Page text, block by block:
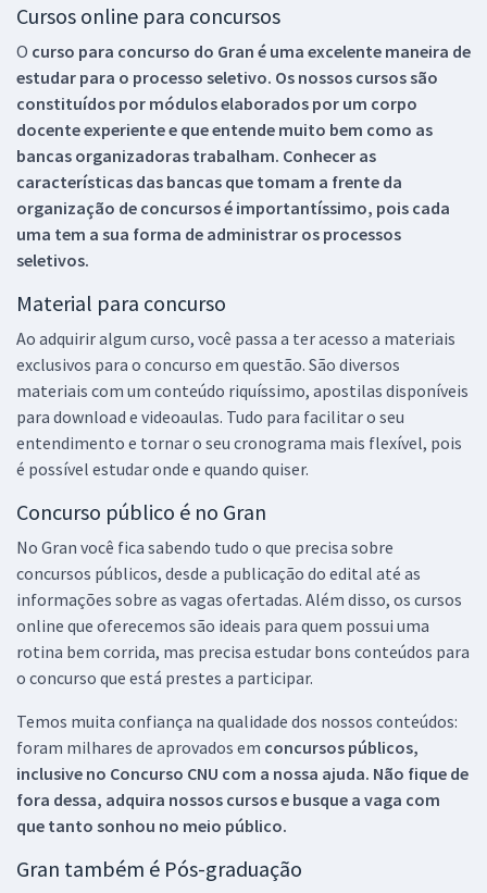
Cursos online para concursos
O curso para concurso do Gran é uma excelente maneira de
estudar para o processo seletivo. Os nossos cursos são
constituídos por módulos elaborados por um corpo
docente experiente e que entende muito bem como as
bancas organizadoras trabalham. Conhecer as
características das bancas que tomam a frente da
organização de concursos é importantíssimo, pois cada
uma tem a sua forma de administrar os processos
seletivos.
Material para concurso
Ao adquirir algum curso, você passa a ter acesso a materiais
exclusivos para o concurso em questão. São diversos
materiais com um conteúdo riquíssimo, apostilas disponíveis
para download e videoaulas. Tudo para facilitar o seu
entendimento e tornar o seu cronograma mais flexível, pois
é possível estudar onde e quando quiser.
Concurso público é no Gran
No Gran você fica sabendo tudo o que precisa sobre
concursos públicos, desde a publicação do edital até as
informações sobre as vagas ofertadas. Além disso, os cursos
online que oferecemos são ideais para quem possui uma
rotina bem corrida, mas precisa estudar bons conteúdos para
o concurso que está prestes a participar.
Temos muita confiança na qualidade dos nossos conteúdos:
foram milhares de aprovados em concursos públicos,
inclusive no Concurso CNU com a nossa ajuda. Não fique de
fora dessa, adquira nossos cursos e busque a vaga com
que tanto sonhou no meio público.
Gran também é Pós-graduação